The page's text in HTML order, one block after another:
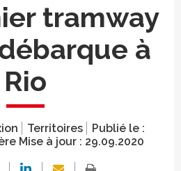
tramway
à
Rio
Territoires
Publié le :
Mise à jour : 29.09.2020